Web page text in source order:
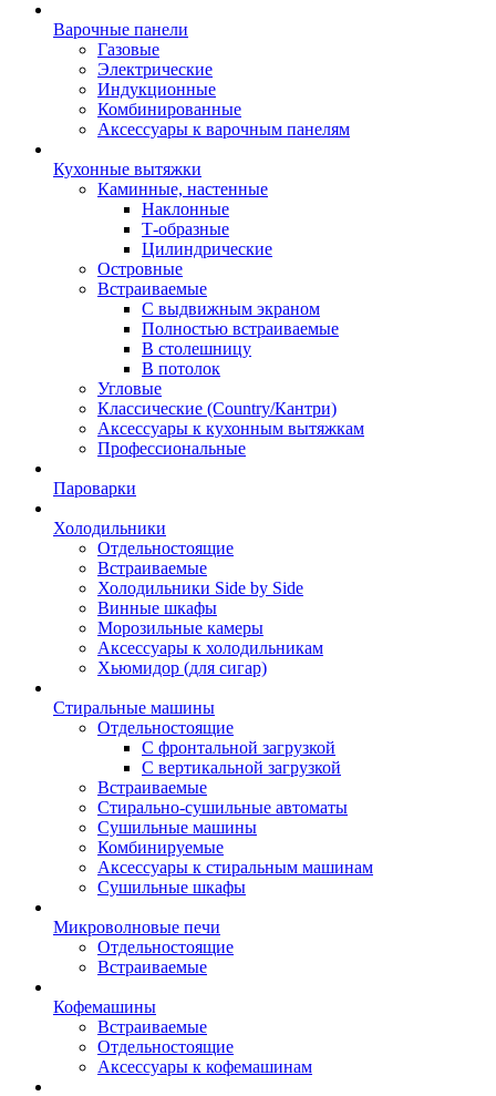
Варочные панели
Газовые
Электрические
Индукционные
Комбинированные
Аксессуары к варочным панелям
Кухонные вытяжки
Каминные, настенные
Наклонные
Т-образные
Цилиндрические
Островные
Встраиваемые
С выдвижным экраном
Полностью встраиваемые
В столешницу
В потолок
Угловые
Классические (Country/Кантри)
Аксессуары к кухонным вытяжкам
Профессиональные
Пароварки
Холодильники
Отдельностоящие
Встраиваемые
Холодильники Side by Side
Винные шкафы
Морозильные камеры
Аксессуары к холодильникам
Хьюмидор (для сигар)
Стиральные машины
Отдельностоящие
С фронтальной загрузкой
С вертикальной загрузкой
Встраиваемые
Стирально-сушильные автоматы
Сушильные машины
Комбинируемые
Аксессуары к стиральным машинам
Сушильные шкафы
Микроволновые печи
Отдельностоящие
Встраиваемые
Кофемашины
Встраиваемые
Отдельностоящие
Аксессуары к кофемашинам